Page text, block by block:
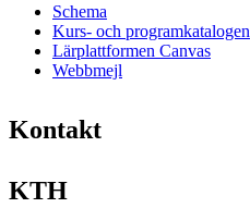
Schema
Kurs- och programkatalogen
Lärplattformen Canvas
Webbmejl
Kontakt
KTH